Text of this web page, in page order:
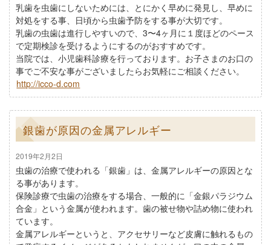
乳歯を虫歯にしないためには、とにかく早めに発見し、早めに
対処をする事、日頃から虫歯予防をする事が大切です。
乳歯の虫歯は進行しやすいので、3〜4ヶ月に１度ほどのペース
で定期検診を受けるようにするのがおすすめです。
当院では、小児歯科診療を行っております。お子さまのお口の
事でご不安な事がございましたらお気軽にご相談ください。
http://icco-d.com
銀歯が原因の金属アレルギー
2019年2月2日
虫歯の治療で使われる「銀歯」は、金属アレルギーの原因とな
る事があります。
保険診療で虫歯の治療をする場合、一般的に「金銀パラジウム
合金」という金属が使われます。歯の被せ物や詰め物に使われ
ています。
金属アレルギーというと、アクセサリーなど皮膚に触れるもの